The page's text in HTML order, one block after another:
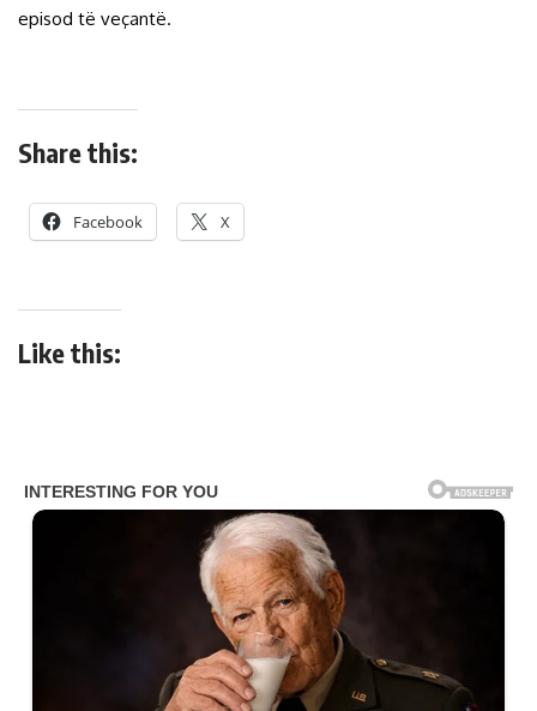
episod të veçantë.
Share this:
Facebook X
Like this: